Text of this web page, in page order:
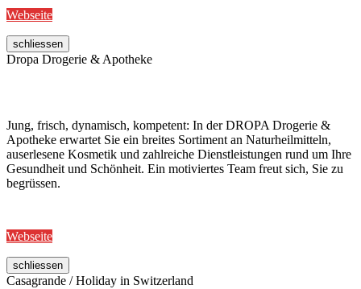
Webseite
schliessen
Dropa Drogerie & Apotheke
Jung, frisch, dynamisch, kompetent: In der DROPA Drogerie &
Apotheke erwartet Sie ein breites Sortiment an Naturheilmitteln,
auserlesene Kosmetik und zahlreiche Dienstleistungen rund um Ihre
Gesundheit und Schönheit. Ein motiviertes Team freut sich, Sie zu
begrüssen.
Webseite
schliessen
Casagrande / Holiday in Switzerland